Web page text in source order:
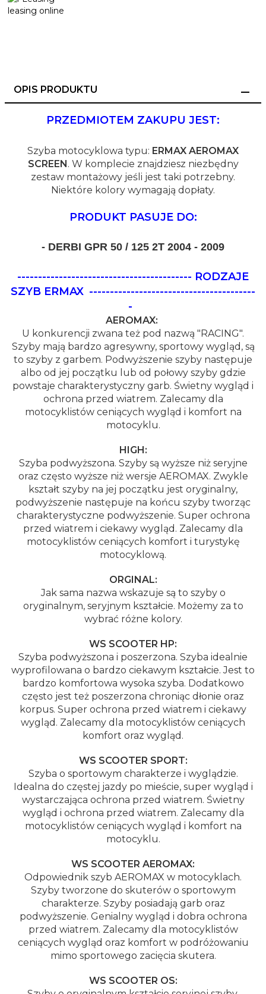
OPIS PRODUKTU
PRZEDMIOTEM ZAKUPU JEST:
Szyba motocyklowa typu: ERMAX AEROMAX
SCREEN. W komplecie znajdziesz niezbędny
zestaw montażowy jeśli jest taki potrzebny.
Niektóre kolory wymagają dopłaty.
PRODUKT PASUJE DO:
- DERBI GPR 50 / 125 2T 2004 - 2009
------------------------------------------ RODZAJE
SZYB ERMAX ----------------------------------------
-
AEROMAX:
U konkurencji zwana też pod nazwą "RACING".
Szyby mają bardzo agresywny, sportowy wygląd, są
to szyby z garbem. Podwyższenie szyby następuje
albo od jej początku lub od połowy szyby gdzie
powstaje charakterystyczny garb. Świetny wygląd i
ochrona przed wiatrem. Zalecamy dla
motocyklistów ceniących wygląd i komfort na
motocyklu.
HIGH:
Szyba podwyższona. Szyby są wyższe niż seryjne
oraz często wyższe niż wersje AEROMAX. Zwykle
kształt szyby na jej początku jest oryginalny,
podwyższenie następuje na końcu szyby tworząc
charakterystyczne podwyższenie. Super ochrona
przed wiatrem i ciekawy wygląd. Zalecamy dla
motocyklistów ceniących komfort i turystykę
motocyklową.
ORGINAL:
Jak sama nazwa wskazuje są to szyby o
oryginalnym, seryjnym kształcie. Możemy za to
wybrać różne kolory.
WS SCOOTER HP:
Szyba podwyższona i poszerzona. Szyba idealnie
wyprofilowana o bardzo ciekawym kształcie. Jest to
bardzo komfortowa wysoka szyba. Dodatkowo
często jest też poszerzona chroniąc dłonie oraz
korpus. Super ochrona przed wiatrem i ciekawy
wygląd. Zalecamy dla motocyklistów ceniących
komfort oraz wygląd.
WS SCOOTER SPORT:
Szyba o sportowym charakterze i wyglądzie.
Idealna do częstej jazdy po mieście, super wygląd i
wystarczająca ochrona przed wiatrem. Świetny
wygląd i ochrona przed wiatrem. Zalecamy dla
motocyklistów ceniących wygląd i komfort na
motocyklu.
WS SCOOTER AEROMAX:
Odpowiednik szyb AEROMAX w motocyklach.
Szyby tworzone do skuterów o sportowym
charakterze. Szyby posiadają garb oraz
podwyższenie. Genialny wygląd i dobra ochrona
przed wiatrem. Zalecamy dla motocyklistów
ceniących wygląd oraz komfort w podróżowaniu
mimo sportowego zacięcia skutera.
WS SCOOTER OS: